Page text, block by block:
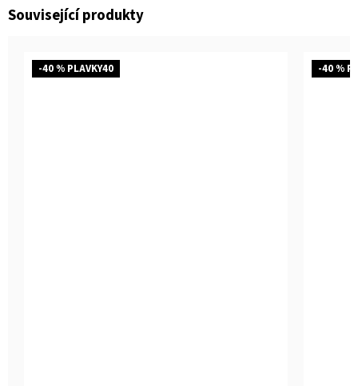
Související produkty
-40 % PLAVKY40 -40 %